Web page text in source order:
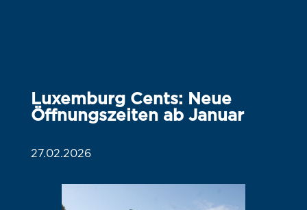
Luxemburg Cents: Neue
Öffnungszeiten ab Januar
27.02.2026